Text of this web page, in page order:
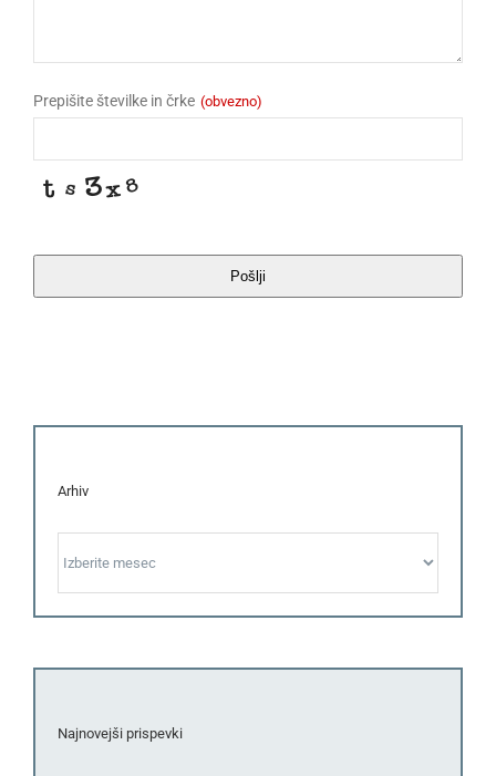
Prepišite številke in črke (obvezno)
Pošlji
left
Arhiv
Najnovejši prispevki